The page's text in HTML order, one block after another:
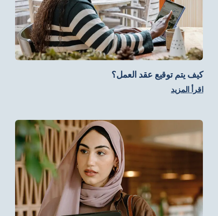
كيف يتم توقيع عقد العمل؟
اقرأ المزيد